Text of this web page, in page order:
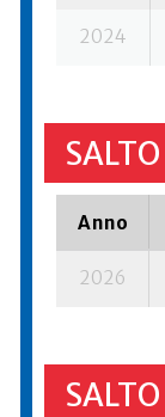
2024
Anno
2026